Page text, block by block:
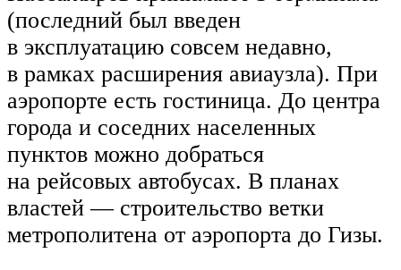
(последний был введен
в эксплуатацию совсем недавно,
в рамках расширения авиаузла). При
аэропорте есть гостиница. До центра
города и соседних населенных
пунктов можно добраться
на рейсовых автобусах. В планах
властей — строительство ветки
метрополитена от аэропорта до Гизы.